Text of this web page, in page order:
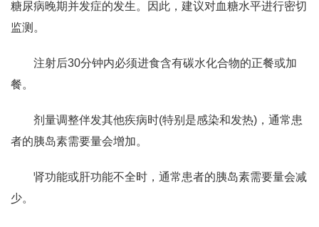
糖尿病晚期并发症的发生。因此，建议对血糖水平进行密切
监测。
注射后30分钟内必须进食含有碳水化合物的正餐或加
餐。
剂量调整伴发其他疾病时(特别是感染和发热)，通常患
者的胰岛素需要量会增加。
肾功能或肝功能不全时，通常患者的胰岛素需要量会减
少。